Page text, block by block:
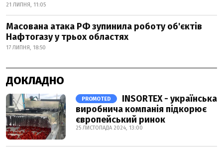
21 ЛИПНЯ, 11:05
Масована атака РФ зупинила роботу об'єктів
Нафтогазу у трьох областях
17 ЛИПНЯ, 18:50
ДОКЛАДНО
PROMOTED
INSORTEX - українська
виробнича компанія підкорює
європейський ринок
25 ЛИСТОПАДА 2024, 13:00